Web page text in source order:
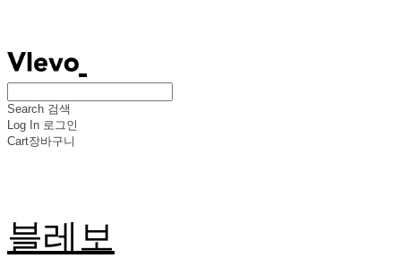
Search 검색
Log In 로그인
Cart장바구니
블레보